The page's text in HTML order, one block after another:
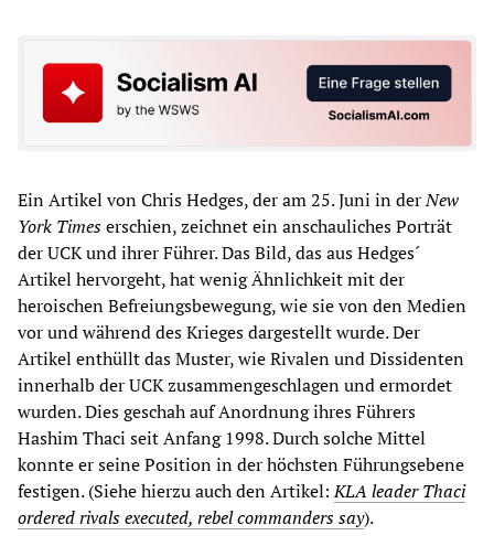
Ein Artikel von Chris Hedges, der am 25. Juni in derNew
York Timeserschien, zeichnet ein anschauliches Porträt
der UCK und ihrer Führer. Das Bild, das aus Hedges´
Artikel hervorgeht, hat wenig Ähnlichkeit mit der
heroischen Befreiungsbewegung, wie sie von den Medien
vor und während des Krieges dargestellt wurde. Der
Artikel enthüllt das Muster, wie Rivalen und Dissidenten
innerhalb der UCK zusammengeschlagen und ermordet
wurden. Dies geschah auf Anordnung ihres Führers
Hashim Thaci seit Anfang 1998. Durch solche Mittel
konnte er seine Position in der höchsten Führungsebene
festigen. (Siehe hierzu auch den Artikel:KLA leader Thaci
ordered rivals executed, rebel commanders say).